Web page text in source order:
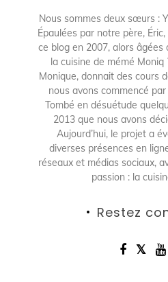
Nous sommes deux sœurs :
Épaulées par notre père,
ce blog en 2007, alors âgées
la cuisine de mémé
Monique, donnait des cours
nous avons commencé
Tombé en désuétude
2013 que nous avons
Aujourd’hui, le projet a
diverses présences en
réseaux et médias sociaux,
passion : la
Restez